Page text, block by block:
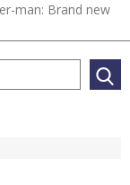
man: Brand new